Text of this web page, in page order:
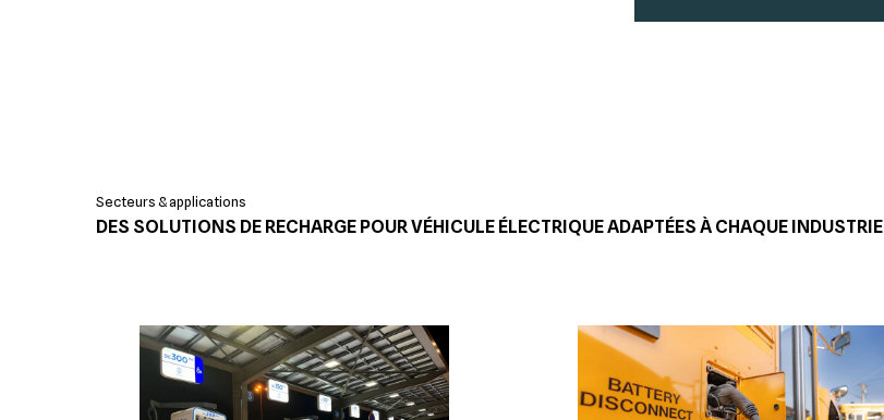
Secteurs & applications
DES SOLUTIONS DE RECHARGE POUR VÉHICULE ÉLECTRIQUE ADAPTÉES À CHAQUE INDUSTRIE